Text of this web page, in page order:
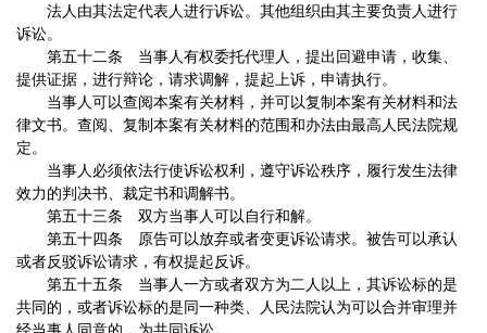
法人由其法定代表人进行诉讼。其他组织由其主要负责人进行
诉讼。
第五十二条 当事人有权委托代理人，提出回避申请，收集、
提供证据，进行辩论，请求调解，提起上诉，申请执行。
当事人可以查阅本案有关材料，并可以复制本案有关材料和法
律文书。查阅、复制本案有关材料的范围和办法由最高人民法院规
定。
当事人必须依法行使诉讼权利，遵守诉讼秩序，履行发生法律
效力的判决书、裁定书和调解书。
第五十三条 双方当事人可以自行和解。
第五十四条 原告可以放弃或者变更诉讼请求。被告可以承认
或者反驳诉讼请求，有权提起反诉。
第五十五条 当事人一方或者双方为二人以上，其诉讼标的是
共同的，或者诉讼标的是同一种类、人民法院认为可以合并审理并